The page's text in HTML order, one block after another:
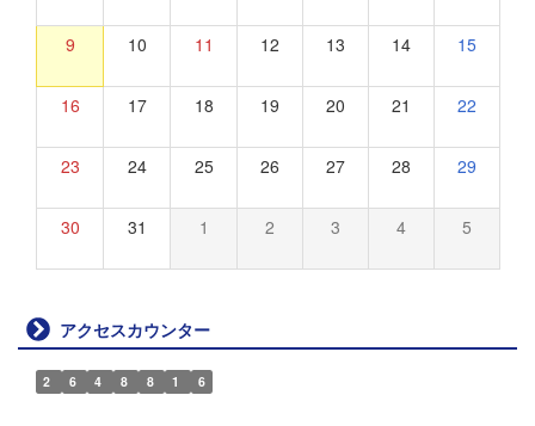
9 10 11 12 13 14 15
16 17 18 19 20 21 22
23 24 25 26 27 28 29
30 31 1 2 3 4 5
アクセスカウンター
2 6 4 8 8 1 6